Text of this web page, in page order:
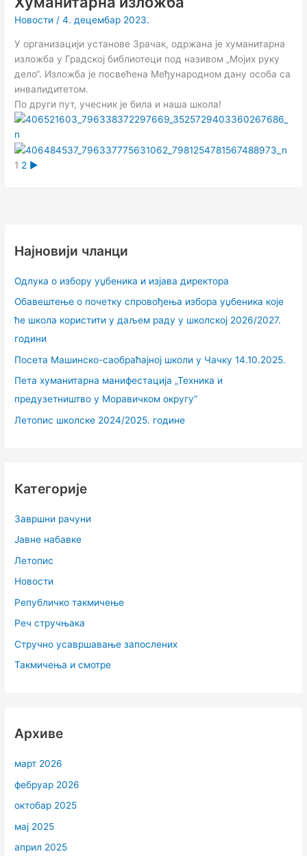
Новости /4. децембар 2023.
У организацији установе Зрачак, одржана је хуманитарна
изложба у Градској библиотеци под називом „Мојих руку
дело“. Изложба је посвећена Међународном дану особа са
инвалидитетом.
По други пут, учесник је била и наша школа!
1 2 ►
Најновији чланци
Одлука о избору уџбеника и изјава директора
Обавештење о почетку спровођења избора уџбеника које
ће школа користити у даљем раду у школској 2026/2027.
години
Посета Машинско-саобраћајној школи у Чачку 14.10.2025.
Пета хуманитарна манифестација „Техника и
предузетништво у Моравичком округу“
Летопис школске 2024/2025. године
Категорије
Завршни рачуни
Јавне набавке
Летопис
Новости
Републичко такмичење
Реч стручњака
Стручно усавршавање запослених
Такмичења и смотре
Архиве
март 2026
фебруар 2026
октобар 2025
мај 2025
април 2025